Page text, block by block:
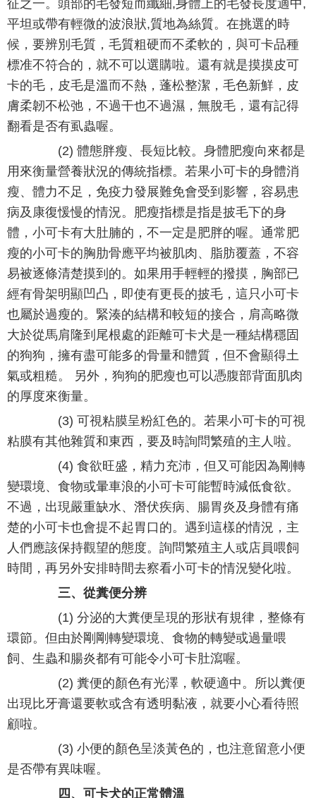
征之一。頭部的毛發短而纖細,身體上的毛發長度適中,
平坦或帶有輕微的波浪狀,質地為絲質。在挑選的時
候，要辨別毛質，毛質粗硬而不柔軟的，與可卡品種
標准不符合的，就不可以選購啦。還有就是摸摸皮可
卡的毛，皮毛是溫而不熱，蓬松整潔，毛色新鮮，皮
膚柔韌不松弛，不過干也不過濕，無脫毛，還有記得
翻看是否有虱蟲喔。
(2) 體態胖瘦、長短比較。身體肥瘦向來都是
用來衡量營養狀況的傳統指標。若果小可卡的身體消
瘦、體力不足，免疫力發展難免會受到影響，容易患
病及康復愋慢的情況。肥瘦指標是指是披毛下的身
體，小可卡有大肚腩的，不一定是肥胖的喔。通常肥
瘦的小可卡的胸肋骨應平均被肌肉、脂肪覆蓋，不容
易被逐條清楚摸到的。如果用手輕輕的撥摸，胸部已
經有骨架明顯凹凸，即使有更長的披毛，這只小可卡
也屬於過瘦的。緊湊的結構和較短的接合，肩高略微
大於從馬肩隆到尾根處的距離可卡犬是一種結構穩固
的狗狗，擁有盡可能多的骨量和體質，但不會顯得土
氣或粗糙。 另外，狗狗的肥瘦也可以憑腹部背面肌肉
的厚度來衡量。
(3) 可視粘膜呈粉紅色的。若果小可卡的可視
粘膜有其他雜質和東西，要及時詢問繁殖的主人啦。
(4) 食欲旺盛，精力充沛，但又可能因為剛轉
變環境、食物或暈車浪的小可卡可能暫時減低食欲。
不過，出現嚴重缺水、潛伏疾病、腸胃炎及身體有痛
楚的小可卡也會提不起胃口的。遇到這樣的情況，主
人們應該保持觀望的態度。詢問繁殖主人或店員喂飼
時間，再另外安排時間去察看小可卡的情況變化啦。
三、從糞便分辨
(1) 分泌的大糞便呈現的形狀有規律，整條有
環節。但由於剛剛轉變環境、食物的轉變或過量喂
飼、生蟲和腸炎都有可能令小可卡肚瀉喔。
(2) 糞便的顏色有光澤，軟硬適中。所以糞便
出現比牙膏還要軟或含有透明黏液，就要小心看待照
顧啦。
(3) 小便的顏色呈淡黃色的，也注意留意小便
是否帶有異味喔。
四、可卡犬的正常體溫